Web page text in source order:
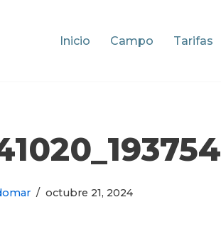
Inicio Campo Tarifas
octubre 21, 2024